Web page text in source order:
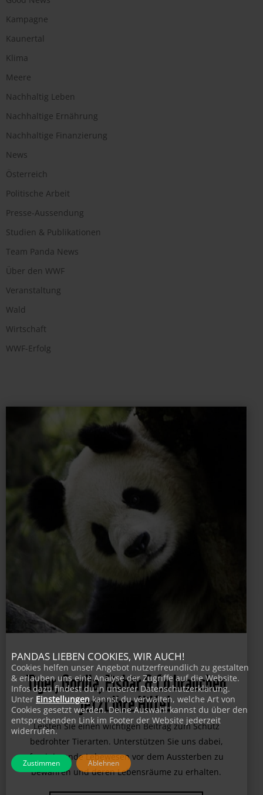
Kampagne
Kaunertal
Klima
Meere
Nachhaltig Leben
Nachhaltige Ernährung
Nachhaltige Finanzierung
News
Österreich
Politische Arbeit
Presse-Aussendung
Studien & Publikationen
Team Panda News
Über den WWF
Veranstaltung
Wald
Wirtschaft
WWF-Erfolg
Tiger, Gorilla, Eisbär & Co brauchen
jetzt Ihre Hilfe!
Leisten Sie einen wichtigen Beitrag zum Schutz
bedrohter Tierarten. Unterstützen Sie uns dabei,
faszinierende Lebewesen vor dem Aussterben zu
PANDAS LIEBEN COOKIES, WIR AUCH!
Cookies helfen unser Angebot nutzerfreundlich zu gestalten
& erlauben uns eine Analyse der Zugriffe auf die Website.
Infos dazu findest du in unserer Datenschutzerklärung.
Unter Einstellungen kannst du verwalten, welche Art von
Cookies gesetzt werden. Deine Auswahl kannst du über den
entsprechenden Link im Footer der Website jederzeit
widerrufen.
Zustimmen Ablehnen